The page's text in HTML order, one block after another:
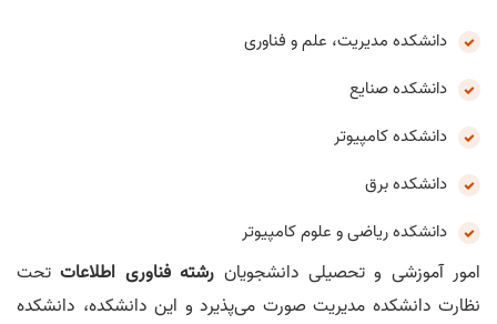
دانشکده مدیریت، علم و فناوری
دانشکده صنایع
دانشکده کامپیوتر
دانشکده برق
دانشکده ریاضی و علوم کامپیوتر
امور آموزشی و تحصیلی دانشجویان رشته فناوری اطلاعاتتحت
نظارت دانشکده مدیریت صورت می‌پذیرد و این دانشکده، دانشکده